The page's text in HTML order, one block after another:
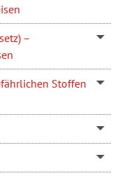
–
Stoffen